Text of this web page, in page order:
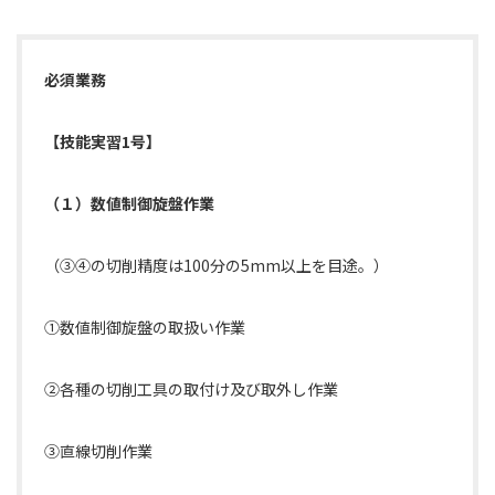
必須業務
【技能実習1号】
（１）数値制御旋盤作業
（③④の切削精度は100分の5mm以上を目途。）
①数値制御旋盤の取扱い作業
②各種の切削工具の取付け及び取外し作業
③直線切削作業